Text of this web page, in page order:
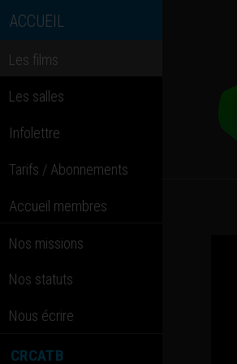
ACCUEIL
Les films
Les salles
Infolettre
Tarifs / Abonnements
Accueil membres
Nos missions
Nos statuts
Nous écrire
CRCATB